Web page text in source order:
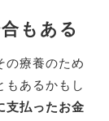
もある
の療養のため
もあるかもし
支払ったお金